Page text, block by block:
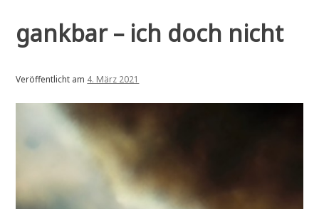
gankbar – ich doch nicht
Veröffentlicht am 4. März 2021